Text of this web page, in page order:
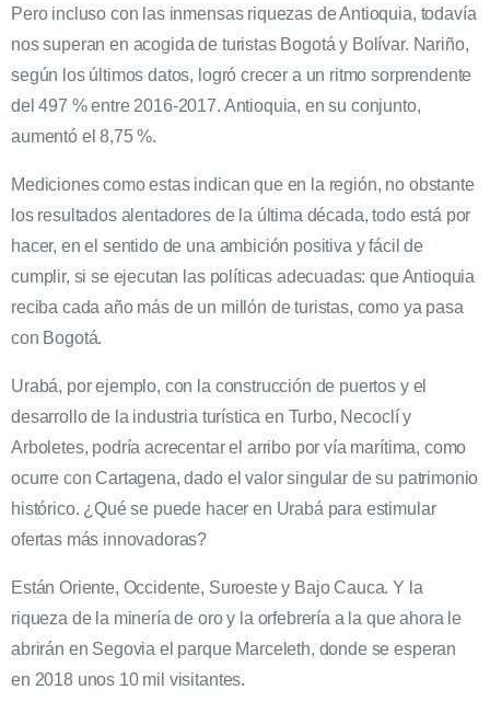
Pero incluso con las inmensas riquezas de Antioquia, todavía
nos superan en acogida de turistas Bogotá y Bolívar. Nariño,
según los últimos datos, logró crecer a un ritmo sorprendente
del 497 % entre 2016-2017. Antioquia, en su conjunto,
aumentó el 8,75 %.
Mediciones como estas indican que en la región, no obstante
los resultados alentadores de la última década, todo está por
hacer, en el sentido de una ambición positiva y fácil de
cumplir, si se ejecutan las políticas adecuadas: que Antioquia
reciba cada año más de un millón de turistas, como ya pasa
con Bogotá.
Urabá, por ejemplo, con la construcción de puertos y el
desarrollo de la industria turística en Turbo, Necoclí y
Arboletes, podría acrecentar el arribo por vía marítima, como
ocurre con Cartagena, dado el valor singular de su patrimonio
histórico. ¿Qué se puede hacer en Urabá para estimular
ofertas más innovadoras?
Están Oriente, Occidente, Suroeste y Bajo Cauca. Y la
riqueza de la minería de oro y la orfebrería a la que ahora le
abrirán en Segovia el parque Marceleth, donde se esperan
en 2018 unos 10 mil visitantes.